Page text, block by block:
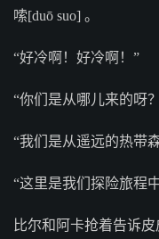
嗦[duō suo] 。
“好冷啊！好冷啊！”
“你们是从哪儿来的呀
“我们是从遥远的热带
“这里是我们探险旅程
比尔和阿卡抢着告诉皮